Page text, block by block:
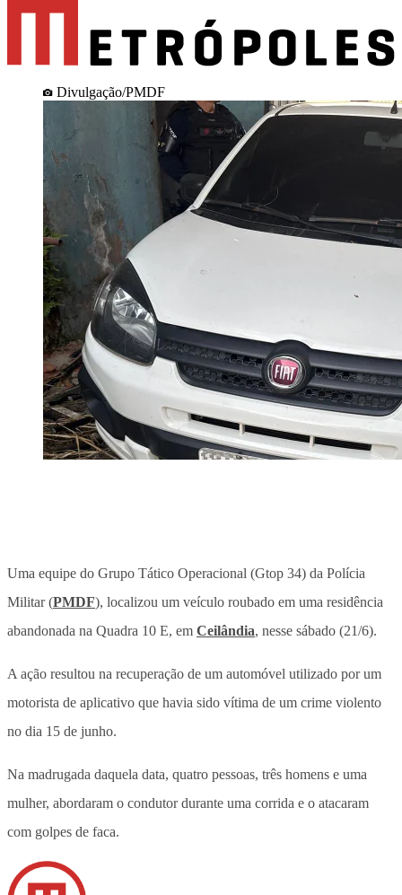
Divulgação/PMDF
Uma equipe do Grupo Tático Operacional (Gtop 34) da Polícia
Militar (PMDF), localizou um veículo roubado em uma residência
abandonada na Quadra 10 E, em Ceilândia, nesse sábado (21/6).
A ação resultou na recuperação de um automóvel utilizado por um
motorista de aplicativo que havia sido vítima de um crime violento
no dia 15 de junho.
Na madrugada daquela data, quatro pessoas, três homens e uma
mulher, abordaram o condutor durante uma corrida e o atacaram
com golpes de faca.